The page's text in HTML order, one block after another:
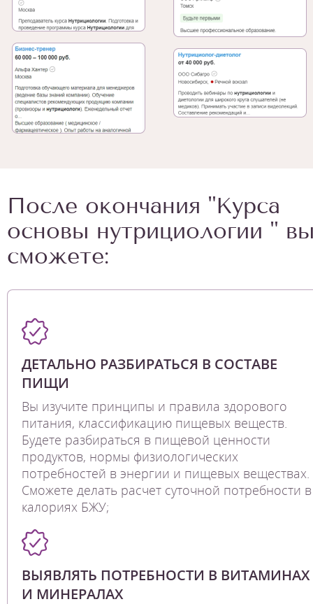
После окончания "Курса
основы нутрициологии "
сможете:
ДЕТАЛЬНО РАЗБИРАТЬСЯ В СОСТАВЕ
ПИЩИ
Вы изучите принципы и правила здорового
питания, классификацию пищевых веществ.
Будете разбираться в пищевой ценности
продуктов, нормы физиологических
потребностей в энергии и пищевых веществах.
Сможете делать расчет суточной потребности в
калориях БЖУ;
ВЫЯВЛЯТЬ ПОТРЕБНОСТИ В ВИТАМИНАХ
И МИНЕРАЛАХ